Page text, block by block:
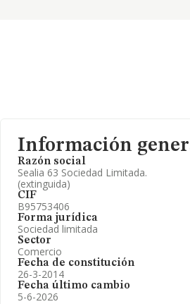
Información
Razón social
Sealia 63 Sociedad Limitada.
(extinguida)
CIF
B95753406
Forma jurídica
Sociedad limitada
Sector
Comercio
Fecha de constitución
26-3-2014
Fecha último cambio
5-6-2026